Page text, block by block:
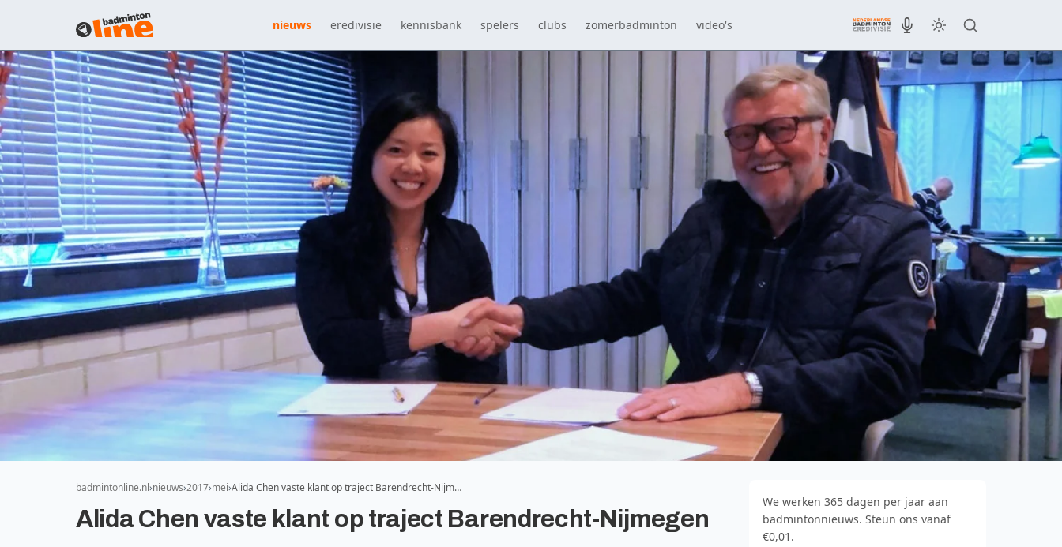
nieuws eredivisie kennisbank spelers clubs zomerbadminton video's
badmintonline.nl nieuws 2017 mei Alida Chen vaste klant op traject Barendrecht-Nijm…
Alida Chen vaste klant op traject Barendrecht-Nijmegen
We werken 365 dagen per jaar aan
badmintonnieuws. Steun ons vanaf
€0,01.